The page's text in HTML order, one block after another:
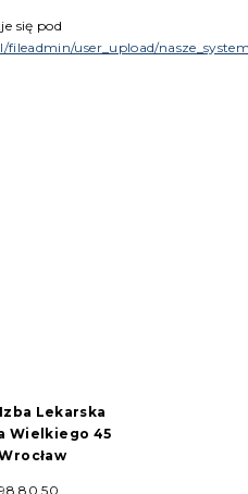
się pod
user_upload/
Lekarska
Wielkiego 45
80 50